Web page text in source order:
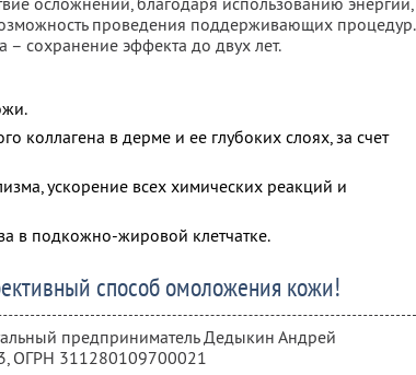
проведения поддерживающих процедур.
сохранение эффекта до двух лет.
коллагена в дерме и ее глубоких слоях, за счет
ускоре­ние всех химических реакций и
в под­кожно-жировой клетчатке.
способ омоложения кожи!
предприниматель Дедыкин Андрей
, ОГРН 311280109700021